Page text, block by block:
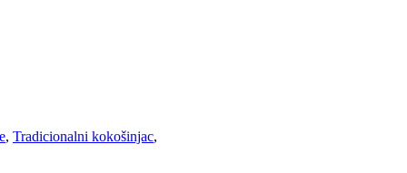
, Tradicionalni kokošinjac,